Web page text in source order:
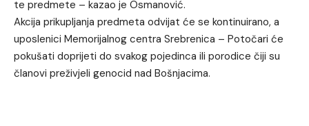
te predmete – kazao je Osmanović.
Akcija prikupljanja predmeta odvijat će se kontinuirano, a
uposlenici Memorijalnog centra Srebrenica – Potočari će
pokušati doprijeti do svakog pojedinca ili porodice čiji su
članovi preživjeli genocid nad Bošnjacima.